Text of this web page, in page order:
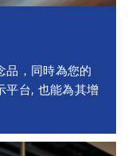
品，同時為您的
平台, 也能為其增